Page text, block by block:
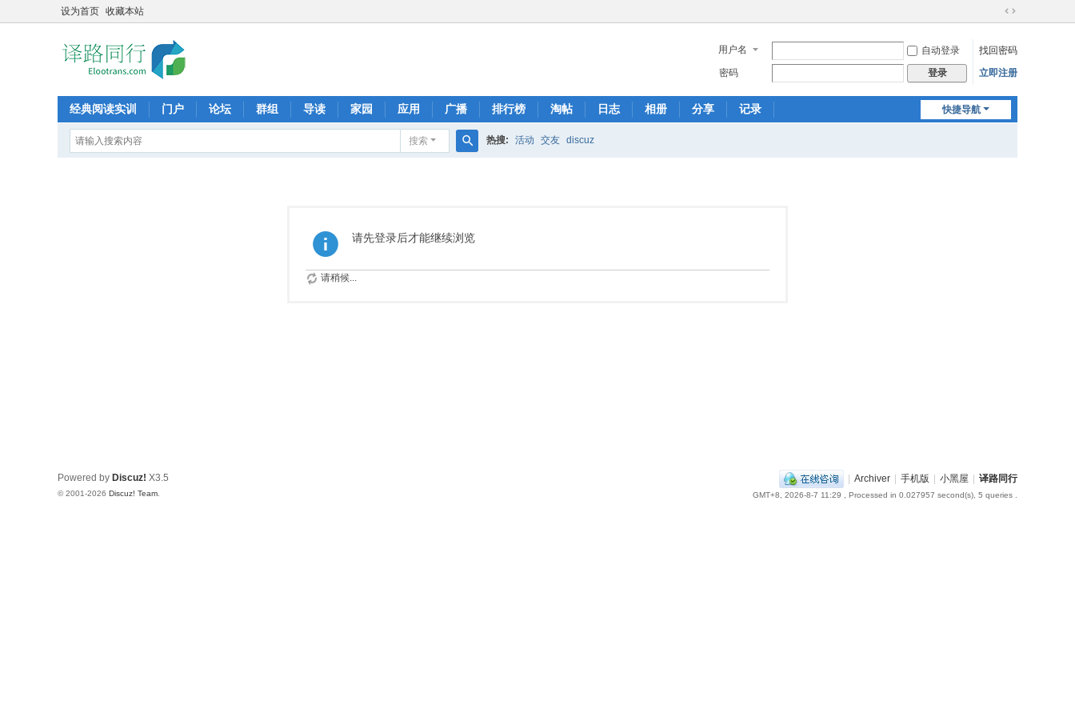
设为首页 收藏本站
切
到
宽
用户名 自动登录
找回密码
密码
登录 立即注册
快捷导航
经典阅读实训 门户 论坛 群组 导读 家园 应用 广播 排行榜 淘帖 日志 相册 分享 记录
搜索 热搜: 活动 交友 discuz
请先登录后才能继续浏览
请稍候...
| Archiver | 手机版 | 小黑屋 | 译路同行
GMT+8, 2026-8-7 11:29 , Processed in 0.027957 second(s), 5 queries .
Powered by Discuz! X3.5
© 2001-2026 Discuz! Team